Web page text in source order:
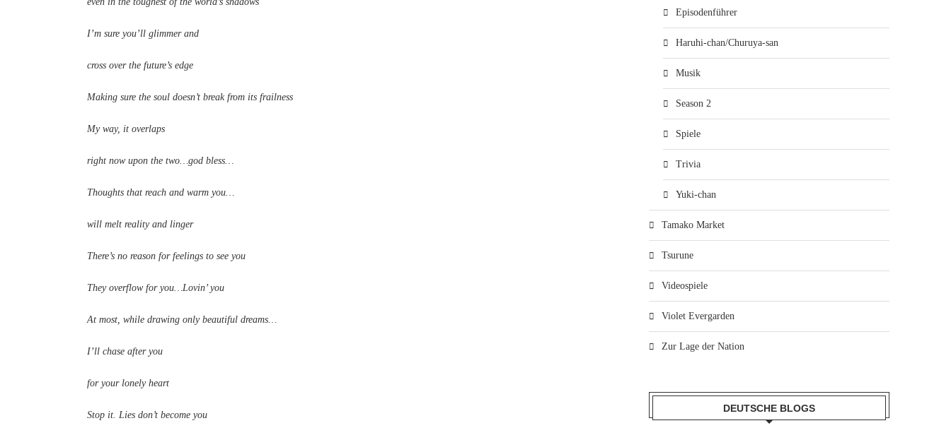
I’m sure you’ll glimmer and
cross over the future’s edge
Making sure the soul doesn’t break from its frailness
My way, it overlaps
right now upon the two…god bless…
Thoughts that reach and warm you…
will melt reality and linger
There’s no reason for feelings to see you
They overflow for you…Lovin’ you
At most, while drawing only beautiful dreams…
I’ll chase after you
for your lonely heart
Stop it. Lies don’t become you
Episodenführer
Haruhi-chan/Churuya-san
Musik
Season 2
Spiele
Trivia
Yuki-chan
Tamako Market
Tsurune
Videospiele
Violet Evergarden
Zur Lage der Nation
DEUTSCHE BLOGS